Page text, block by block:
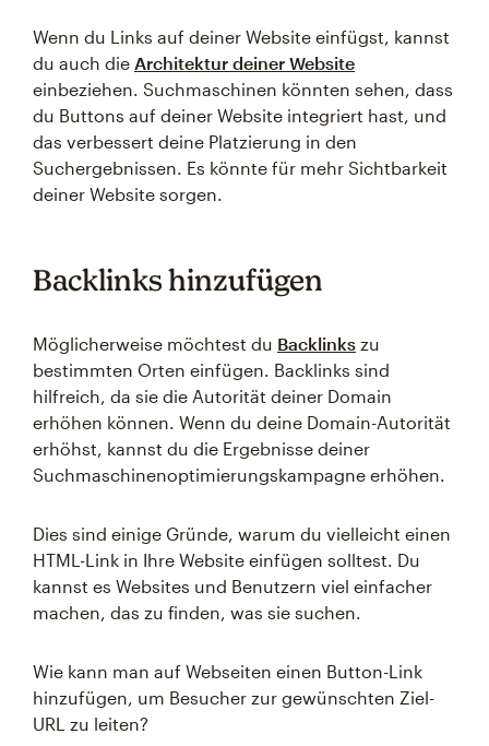
Wenn du Links auf deiner Website einfügst, kannst
du auch die Architektur deiner Website
einbeziehen. Suchmaschinen könnten sehen, dass
du Buttons auf deiner Website integriert hast, und
das verbessert deine Platzierung in den
Suchergebnissen. Es könnte für mehr Sichtbarkeit
deiner Website sorgen.
Backlinks hinzufügen
Möglicherweise möchtest du Backlinks zu
bestimmten Orten einfügen. Backlinks sind
hilfreich, da sie die Autorität deiner Domain
erhöhen können. Wenn du deine Domain-Autorität
erhöhst, kannst du die Ergebnisse deiner
Suchmaschinenoptimierungskampagne erhöhen.
Dies sind einige Gründe, warum du vielleicht einen
HTML-Link in Ihre Website einfügen solltest. Du
kannst es Websites und Benutzern viel einfacher
machen, das zu finden, was sie suchen.
Wie kann man auf Webseiten einen Button-Link
hinzufügen, um Besucher zur gewünschten Ziel-
URL zu leiten?